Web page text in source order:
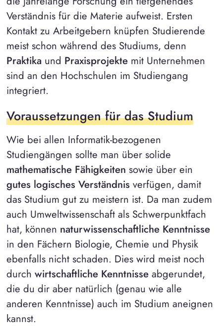
Verständnis für die Materie aufweist. Ersten
Kontakt zu Arbeitgebern knüpfen Studierende
meist schon während des Studiums, denn
Praktika und Praxisprojektemit Unternehmen
sind an den Hochschulen im Studiengang
integriert.
Voraussetzungen für das Studium
Wie bei allen Informatik-bezogenen
Studiengängen sollte man über solide
mathematische Fähigkeiten sowie über ein
gutes logisches Verständnis verfügen, damit
das Studium gut zu meistern ist. Da man zudem
auch Umweltwissenschaft als Schwerpunktfach
hat, können naturwissenschaftliche Kenntnisse
in den Fächern Biologie, Chemie und Physik
ebenfalls nicht schaden. Dies wird meist noch
durch wirtschaftliche Kenntnisseabgerundet,
die du dir aber natürlich (genau wie alle
anderen Kenntnisse) auch im Studium aneignen
kannst.